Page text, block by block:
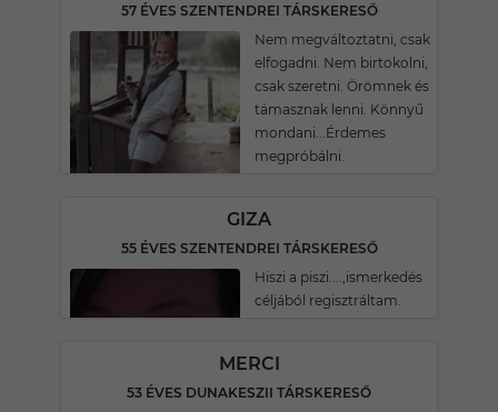
57 ÉVES SZENTENDREI TÁRSKERESŐ
Nem megváltoztatni, csak
elfogadni. Nem birtokolni,
csak szeretni. Örömnek és
támasznak lenni. Könnyű
mondani...Érdemes
megpróbálni.
GIZA
55 ÉVES SZENTENDREI TÁRSKERESŐ
Hiszi a piszi....,ismerkedés
céljából regisztráltam.
MERCI
53 ÉVES DUNAKESZII TÁRSKERESŐ